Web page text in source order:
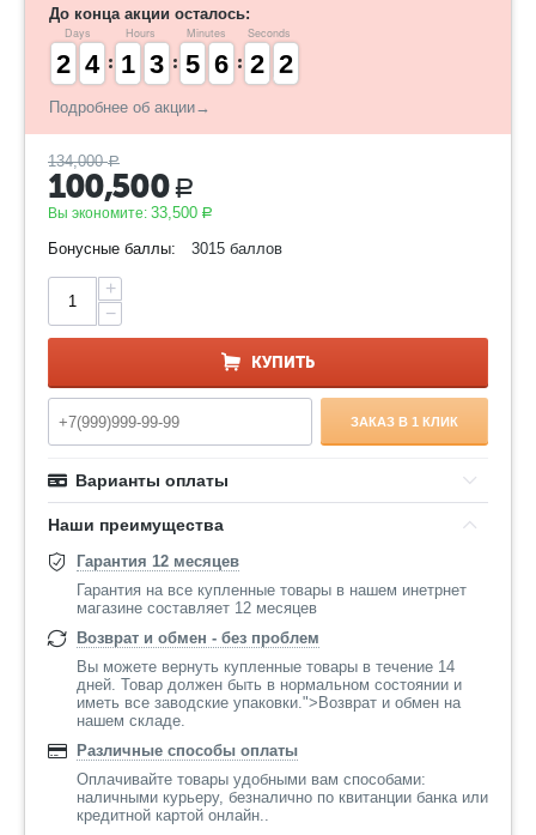
До конца акции осталось:
Days
1
1
2
2 3
3
4
4
Hours
1
1
1
1 2
2
3
3
Minutes
4
4
5
5 5
5
6
6
Seconds
1
1
2
2 2
1
1
Подробнее об акции→
134,000 Р
100,500 Р
Вы экономите: 33,500 Р
Бонусные баллы: 3015 баллов
+
−
КУПИТЬ
ЗАКАЗ В 1 КЛИК
Варианты оплаты
Наши преимущества
Гарантия 12 месяцев
Гарантия на все купленные товары в нашем инетрнет
магазине составляет 12 месяцев
Возврат и обмен - без проблем
Вы можете вернуть купленные товары в течение 14
дней. Товар должен быть в нормальном состоянии и
иметь все заводские упаковки.">Возврат и обмен на
нашем складе.
Различные способы оплаты
Оплачивайте товары удобными вам способами:
наличными курьеру, безналично по квитанции банка или
кредитной картой онлайн..